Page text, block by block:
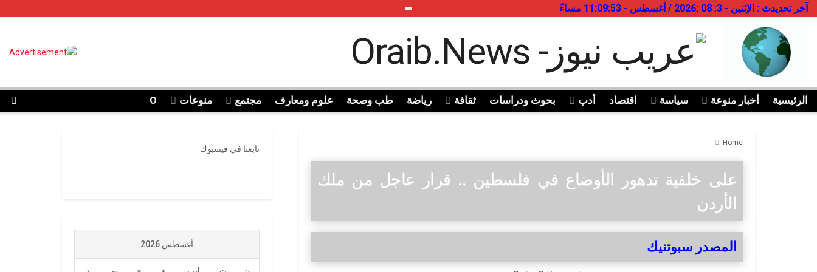
آخر تحديدث : الإثنين - 3: 08 :2026 / أغسطس - 11:09:53 مساءً
الرئيسية أخبار منوعة سياسة اقتصاد أدب بحوث ودراسات ثقافة رياضة طب وصحة علوم ومعارف مجتمع منوعات O
Home
على خلفية تدهور الأوضاع في فلسطين .. قرار عاجل من ملك
الأردن
المصدر سبوتنيك
تابعنا في فيسبوك
أغسطس 2026